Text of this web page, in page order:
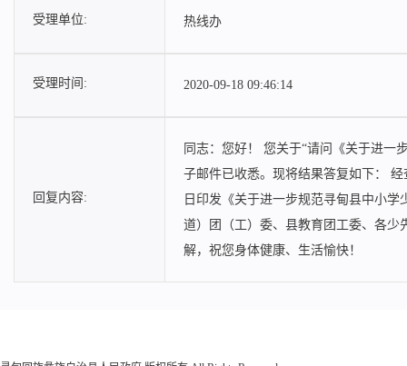
受理单位: 热线办
受理时间: 2020-09-18 09:46:14
回复内容:
同志：您好！ 您关于“请问《关于进一
子邮件已收悉。现将结果答复如下：
日印发《关于进一步规范寻甸县中小
道）团（工）委、县教育团工委、各少
解，祝您身体健康、生活愉快！